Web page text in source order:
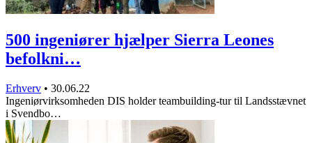
500 ingeniører hjælper Sierra Leones
befolkni…
Erhverv • 30.06.22
Ingeniørvirksomheden DIS holder teambuilding-tur til Landsstævnet
i Svendbo…